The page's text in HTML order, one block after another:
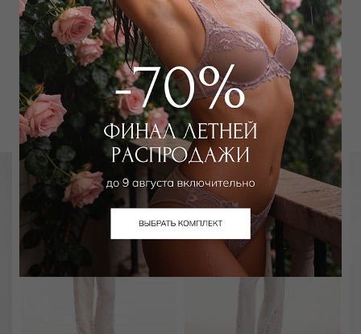
Забронировать в магазине
Вам может подойти